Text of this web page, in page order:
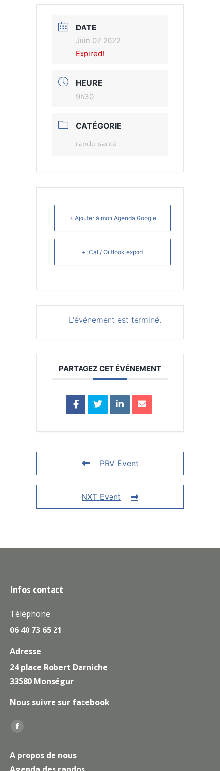
DATE
Juin 07 2022
Expired!
HEURE
9h30
CATÉGORIE
rando santé
+ Ajouter à mon Agenda Google
+ iCal / Outlook export
L'événement est terminé.
PARTAGEZ CET ÉVÉNEMENT
PRV Event
NXT Event
Infos contact
Téléphone
06 40 73 65 21
Adresse
24 place Robert Darniche
33580 Monségur
Nous suivre sur facebook
Trouvez nous sur :
La
Facebook
A propos de nous